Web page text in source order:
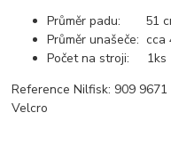
Průměr padu: 51
Průměr unašeče: cca
Počet na stroji: 1ks
Reference Nilfisk: 909
Velcro